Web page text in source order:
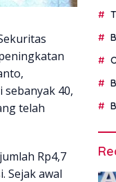
40,
telah
Rp4,7
Sejak awal